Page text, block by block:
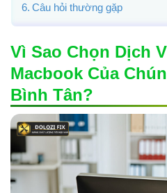
Câu hỏi thường gặp
Vì Sao Chọn Dịch
Macbook Của
Bình Tân?